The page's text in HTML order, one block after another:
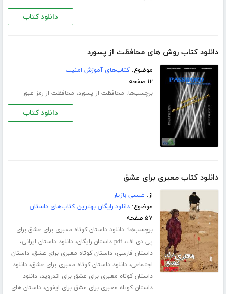
دانلود کتاب
دانلود کتاب روش های محافظت از پسورد
موضوع:کتاب‌های آموزش امنیت
۱۲ صفحه
برچسب‌ها: محافظت از پسورد، محافظت از رمز عبور
دانلود کتاب
دانلود کتاب معبری برای عشق
از: عیسی بازیار
موضوع:دانلود رایگان بهترین کتاب‌های داستان
۵۷ صفحه
برچسب‌ها:دانلود داستان کوتاه معبری برای عشق برای
پی دی اف،pdf داستان رایگان ،دانلود داستان ایرانی،
داستان فارسی،داستان کوتاه معبری برای عشق،داستان
اجتماعی،دانلود داستان کوتاه معبری برای عشق،دانلود
داستان کوتاه معبری برای عشق برای اندروید،دانلود
داستان کوتاه معبری برای عشق برای ایفون،داستان های